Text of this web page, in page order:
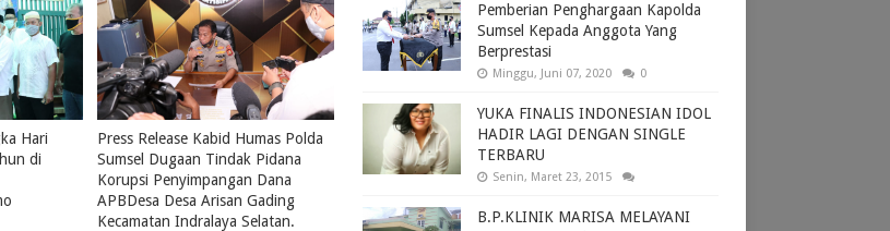
Hari
di
Press Release Kabid Humas Polda
Sumsel Dugaan Tindak Pidana
Korupsi Penyimpangan Dana
APBDesa Desa Arisan Gading
Kecamatan Indralaya Selatan.
Pemberian Penghargaan Kapolda
Sumsel Kepada Anggota Yang
Berprestasi
Minggu, Juni 07, 2020 0
YUKA FINALIS INDONESIAN IDOL
HADIR LAGI DENGAN SINGLE
TERBARU
Senin, Maret 23, 2015
B.P.KLINIK MARISA MELAYANI